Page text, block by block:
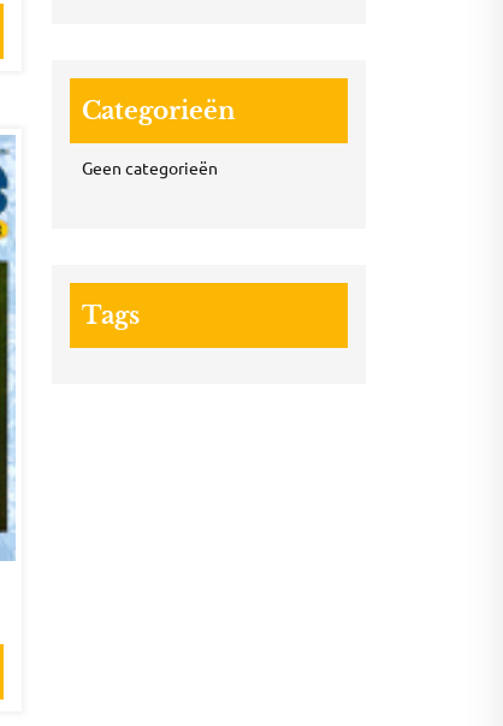
Categorieën
Geen categorieën
Tags